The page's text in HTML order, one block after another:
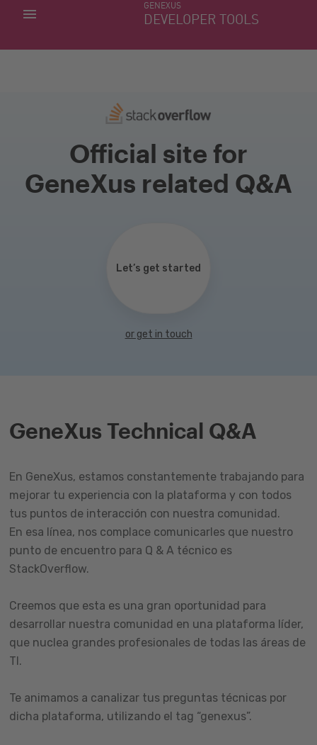
GENEXUS
DEVELOPER TOOLS
MIS APLICACIONES
Official site for
GeneXus related Q&A
Let’s get started
or get in touch
GeneXus Technical Q&A
En GeneXus, estamos constantemente trabajando para
mejorar tu experiencia con la plataforma y con todos
tus puntos de interacción con nuestra comunidad.
En esa línea, nos complace comunicarles que nuestro
punto de encuentro para Q & A técnico es
StackOverflow.
Creemos que esta es una gran oportunidad para
desarrollar nuestra comunidad en una plataforma líder,
que nuclea grandes profesionales de todas las áreas de
TI.
Te animamos a canalizar tus preguntas técnicas por
dicha plataforma, utilizando el tag “genexus”.